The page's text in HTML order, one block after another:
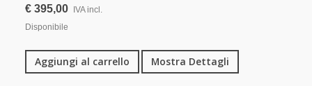
€ 395,00 IVA incl.
Disponibile
Aggiungi al carrello Mostra Dettagli